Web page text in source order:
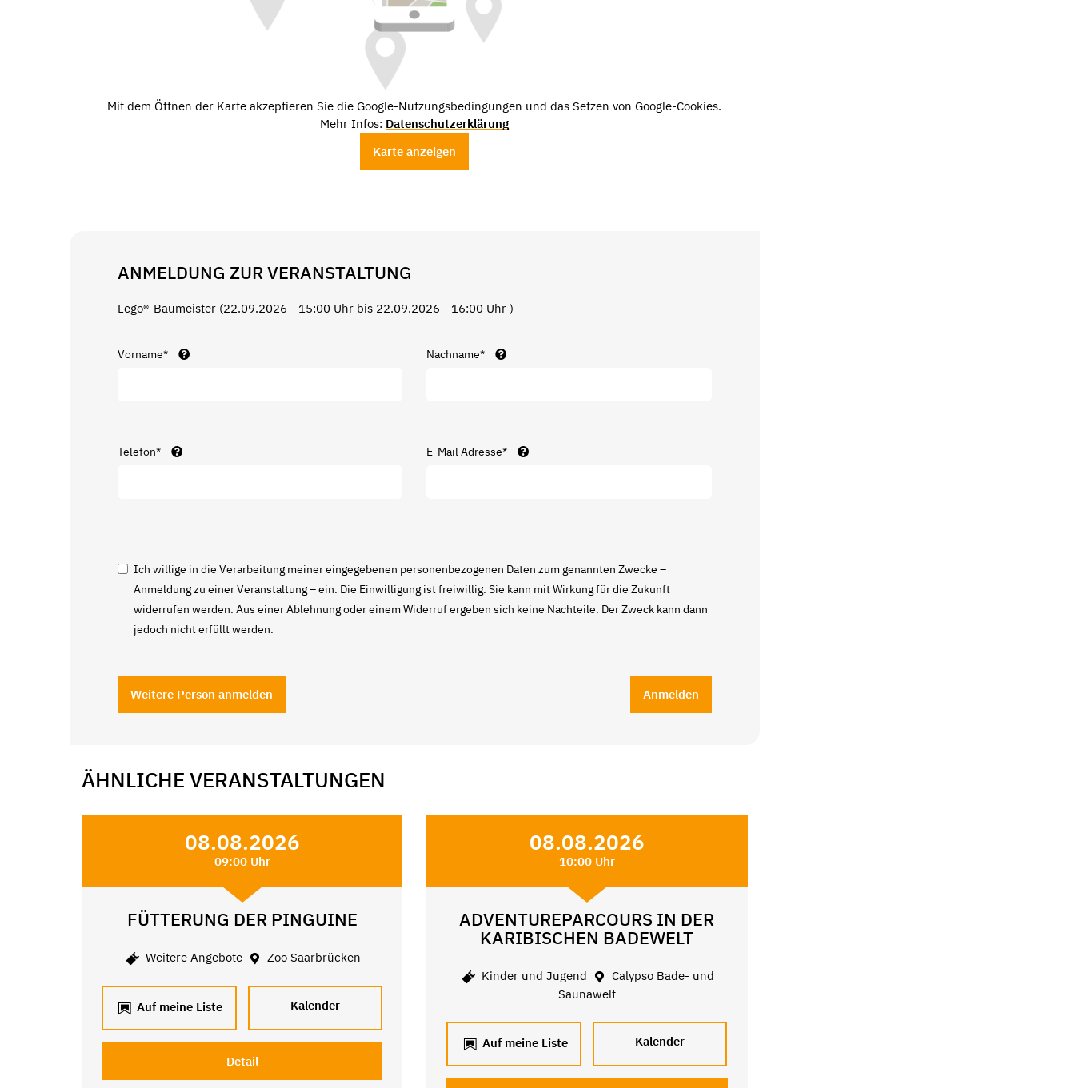
Mit dem Öffnen der Karte akzeptieren Sie die Google-Nutzungsbedingungen und das Setzen von Google-Cookies.
Mehr Infos: Datenschutzerklärung
Karte anzeigen
ANMELDUNG ZUR VERANSTALTUNG
Lego®-Baumeister (22.09.2026 - 15:00 Uhr bis 22.09.2026 - 16:00 Uhr )
Vorname* Nachname*
Telefon* E-Mail Adresse*
Ich willige in die Verarbeitung meiner eingegebenen personenbezogenen Daten zum genannten Zwecke –
Anmeldung zu einer Veranstaltung – ein. Die Einwilligung ist freiwillig. Sie kann mit Wirkung für die Zukunft
widerrufen werden. Aus einer Ablehnung oder einem Widerruf ergeben sich keine Nachteile. Der Zweck kann dann
jedoch nicht erfüllt werden.
Weitere Person anmelden Anmelden
ÄHNLICHE VERANSTALTUNGEN
08.08.2026
09:00 Uhr
FÜTTERUNG DER PINGUINE
Weitere Angebote Zoo Saarbrücken
Auf meine Liste Kalender
Detail
08.08.2026
10:00 Uhr
ADVENTUREPARCOURS IN DER
KARIBISCHEN BADEWELT
Kinder und Jugend
Calypso Bade- und
Saunawelt
Auf meine Liste Kalender